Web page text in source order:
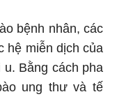
bệnh nhân, các
hệ miễn dịch của
u. Bằng cách pha
ung thư và tế